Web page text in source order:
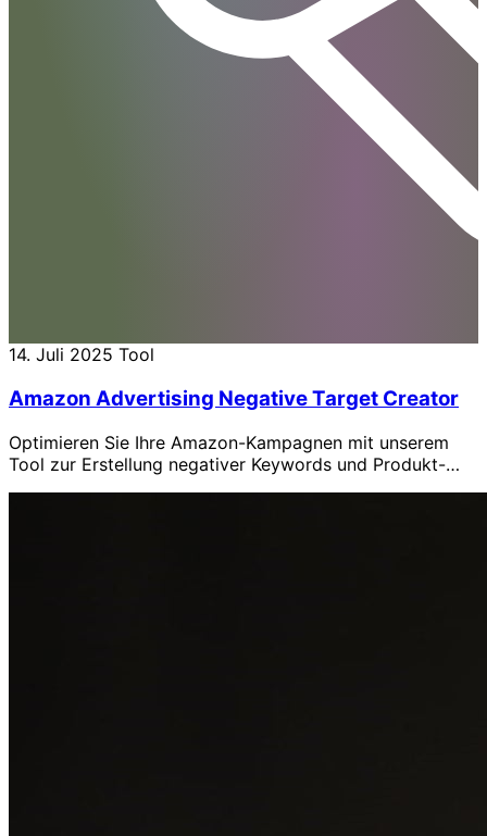
14. Juli 2025 Tool
Amazon Advertising Negative Target Creator
Optimieren Sie Ihre Amazon-Kampagnen mit unserem
Tool zur Erstellung negativer Keywords und Produkt-